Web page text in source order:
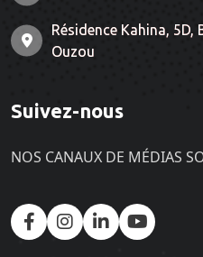
Résidence Kahina, 5D,
Ouzou
Suivez-nous
NOS CANAUX DE MÉDIAS